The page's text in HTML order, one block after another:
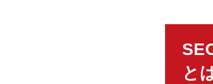
と